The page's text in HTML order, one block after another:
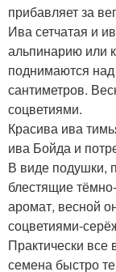
прибавляет за
Ива сетчатая и
альпинарию или
поднимаются над
сантиметров.
соцветиями.
Красива ива
ива Бойда и
В виде подушки,
блестящие
аромат, весной
соцветиями-
Практически
семена быстро